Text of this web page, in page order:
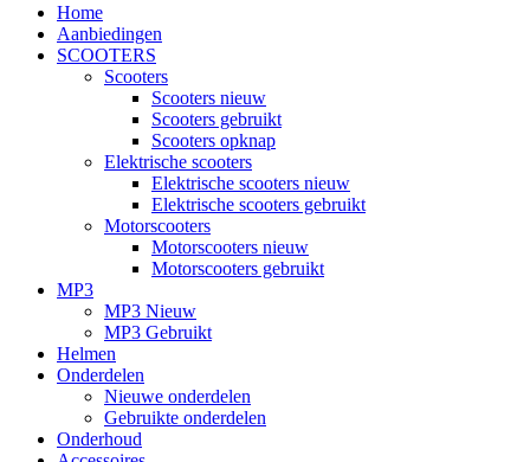
Home
Aanbiedingen
SCOOTERS
Scooters
Scooters nieuw
Scooters gebruikt
Scooters opknap
Elektrische scooters
Elektrische scooters nieuw
Elektrische scooters gebruikt
Motorscooters
Motorscooters nieuw
Motorscooters gebruikt
MP3
MP3 Nieuw
MP3 Gebruikt
Helmen
Onderdelen
Nieuwe onderdelen
Gebruikte onderdelen
Onderhoud